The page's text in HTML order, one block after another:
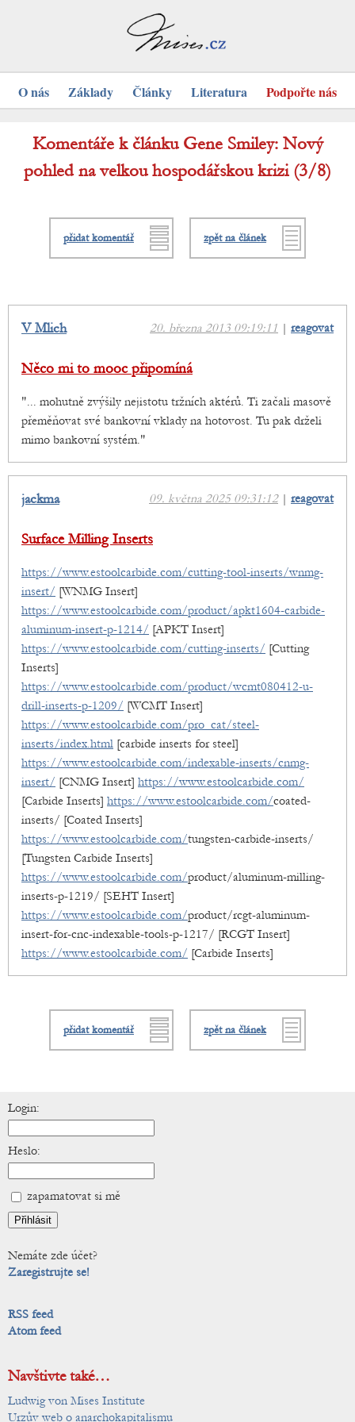
O nás Základy Články Literatura Podpořte nás
Komentáře k článku Gene Smiley: Nový
pohled na velkou hospodářskou krizi (3/8)
přidat komentář zpět na článek
20. března 2013 09:19:11 | reagovat
V Mlich
Něco mi to mooc připomíná
"... mohutně zvýšily nejistotu tržních aktérů. Ti začali masově
přeměňovat své bankovní vklady na hotovost. Tu pak drželi
mimo bankovní systém."
09. května 2025 09:31:12| reagovat
jackma
Surface Milling Inserts
https://www.estoolcarbide.com/cutting-tool-inserts/wnmg-
insert/ [WNMG Insert]
https://www.estoolcarbide.com/product/apkt1604-carbide-
aluminum-insert-p-1214/ [APKT Insert]
https://www.estoolcarbide.com/cutting-inserts/ [Cutting
Inserts]
https://www.estoolcarbide.com/product/wcmt080412-u-
drill-inserts-p-1209/ [WCMT Insert]
https://www.estoolcarbide.com/pro_cat/steel-
inserts/index.html [carbide inserts for steel]
https://www.estoolcarbide.com/indexable-inserts/cnmg-
insert/ [CNMG Insert] https://www.estoolcarbide.com/
[Carbide Inserts] https://www.estoolcarbide.com/coated-
inserts/ [Coated Inserts]
https://www.estoolcarbide.com/tungsten-carbide-inserts/
[Tungsten Carbide Inserts]
https://www.estoolcarbide.com/product/aluminum-milling-
inserts-p-1219/ [SEHT Insert]
https://www.estoolcarbide.com/product/rcgt-aluminum-
insert-for-cnc-indexable-tools-p-1217/ [RCGT Insert]
https://www.estoolcarbide.com/ [Carbide Inserts]
přidat komentář zpět na článek
Login:
Heslo:
zapamatovat si mě
Nemáte zde účet?
Zaregistrujte se!
RSS feed
Atom feed
Navštivte také…
Ludwig von Mises Institute
Urzův web o anarchokapitalismu